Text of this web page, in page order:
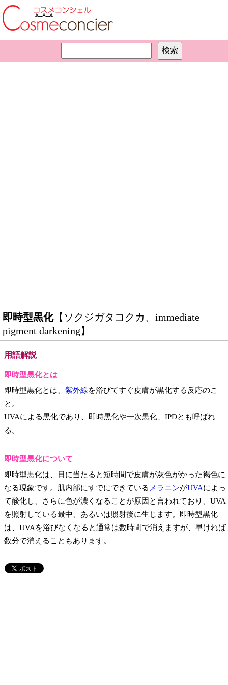
即時型黒化【ソクジガタコクカ、immediate
pigment darkening】
用語解説
即時型黒化とは
即時型黒化とは、 紫外線を浴びてすぐ皮膚が黒化する反応のこ
と。
UVAによる黒化であり、即時黒化や一次黒化、IPDとも呼ばれ
る。
即時型黒化について
即時型黒化は、日に当たると短時間で皮膚が灰色がかった褐色に
なる現象です。肌内部にすでにできている メラニンがUVAによっ
て酸化し、さらに色が濃くなることが原因と言われており、UVA
を照射している最中、あるいは照射後に生じます。即時型黒化
は、UVAを浴びなくなると通常は数時間で消えますが、早ければ
数分で消えることもあります。